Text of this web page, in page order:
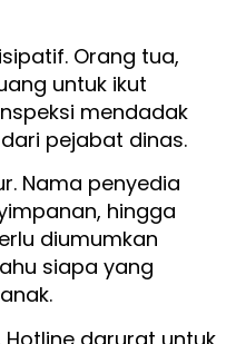
Orang tua,
untuk ikut
mendadak
pejabat dinas.
Nama penyedia
hingga
diumumkan
siapa yang